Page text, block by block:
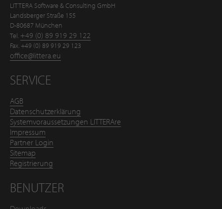
LITTERA Software & Consulting GmbH
Landsberger Straße 155
D-80687 München
Tel. +49 (0) 89 919 29 122
Fax. +49 (0) 89 919 29 123
office@littera.eu
SERVICE
AGB
Datenschutzerklärung
Systemvoraussetzungen LITTERAre
Impressum
Partner Login
Sitemap
Registrierung
BENUTZER